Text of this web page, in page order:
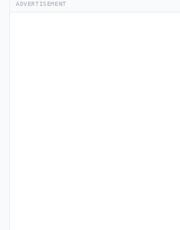
ADVERTISEMENT